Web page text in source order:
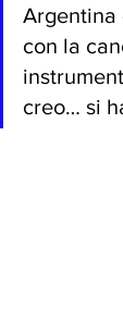
Argentina
con la
creo… si